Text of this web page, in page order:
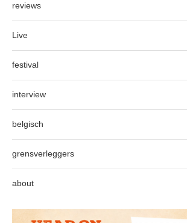
reviews
Live
festival
interview
belgisch
grensverleggers
about